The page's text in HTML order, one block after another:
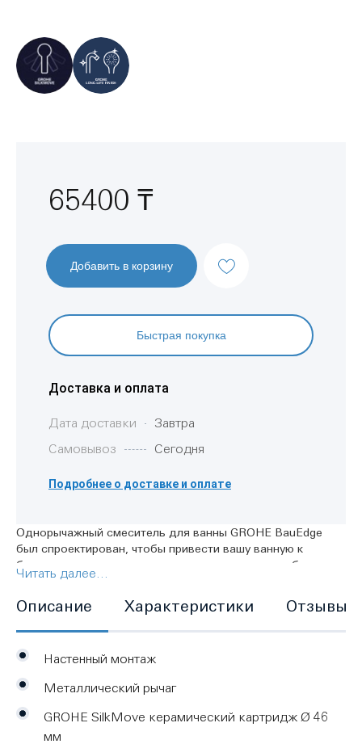
началу
галереи
изображений
65400 ₸
Добавить в корзину
Быстрая покупка
Доставка и оплата
Дата доставки
Завтра
Самовывоз
Сегодня
Подробнее о доставке и оплате
Однорычажный смеситель для ванны GROHE BauEdge
был спроектирован, чтобы привести вашу ванную к
балансу и предложить вам отличное качество работы.
Смеситель настенного монтажа позволит вам легко
оснащен регулируемым ограничителем скорости потока
воды с минимальным расходом 2,5 л/мин. Управление
Керамический картридж GROHE LongLife обеспечивает
надежность управления потоком воды. Благодаря
ослепительной, износостойкой хромовой поверхности
GROHE StarLight, этот смеситель для ванны сохранит
безукоризненную работу на долгие годы.
Читать далее...
Описание
Настенный монтаж
Металлический рычаг
GROHE SilkMove керамический картридж Ø 46
мм
Характеристики Отзывы